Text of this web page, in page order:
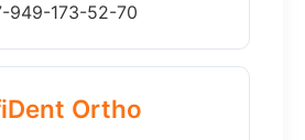
949-173-52-70
Ortho